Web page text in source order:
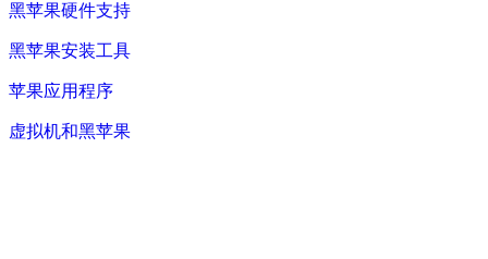
黑苹果硬件支持
黑苹果安装工具
苹果应用程序
虚拟机和黑苹果